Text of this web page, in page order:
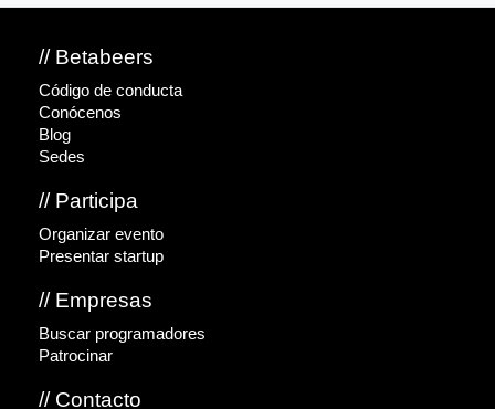
// Betabeers
Código de conducta
Conócenos
Blog
Sedes
// Participa
Organizar evento
Presentar startup
// Empresas
Buscar programadores
Patrocinar
// Contacto